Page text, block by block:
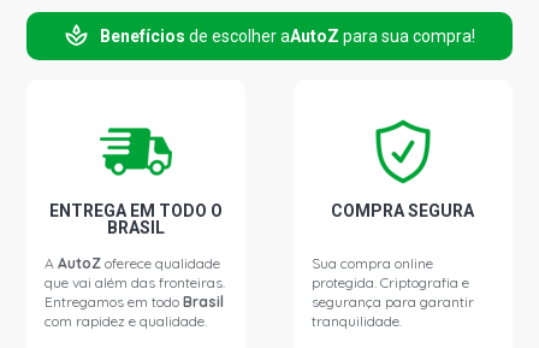
PASSAT STD SEDAN 2.0 16V FSI GASOLINA (2006 -
2011)
Benefícios de escolher aAutoZ para sua compra!
ENTREGA EM TODO O
BRASIL
AAutoZ oferece qualidade
que vai além das fronteiras.
Entregamos em todoBrasil
com rapidez e qualidade.
COMPRA SEGURA
Sua compra online
protegida. Criptografia e
segurança para garantir
tranquilidade.